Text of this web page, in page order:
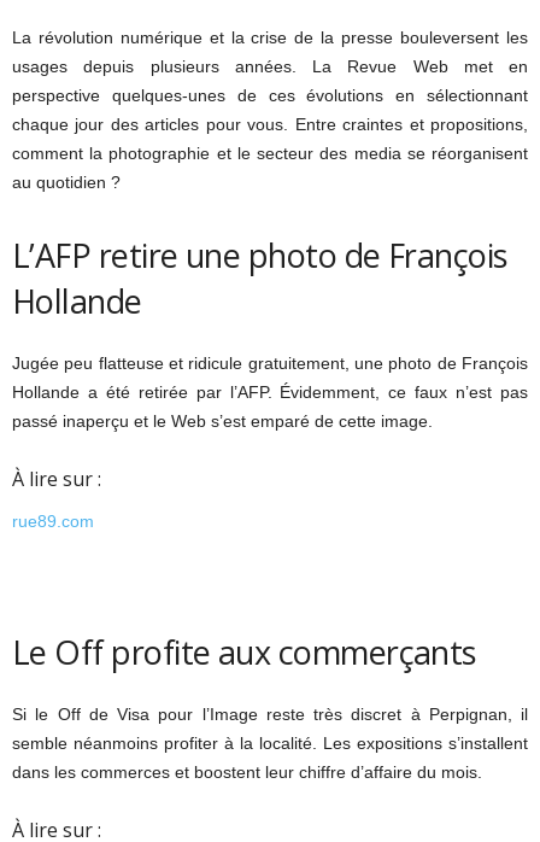
La révolution numérique et la crise de la presse bouleversent les
usages depuis plusieurs années. La Revue Web met en
perspective quelques-unes de ces évolutions en sélectionnant
chaque jour des articles pour vous. Entre craintes et propositions,
comment la photographie et le secteur des media se réorganisent
au quotidien ?
L’AFP retire une photo de François
Hollande
Jugée peu flatteuse et ridicule gratuitement, une photo de François
Hollande a été retirée par l’AFP. Évidemment, ce faux n’est pas
passé inaperçu et le Web s’est emparé de cette image.
À lire sur :
rue89.com
Le Off profite aux commerçants
Si le Off de Visa pour l’Image reste très discret à Perpignan, il
semble néanmoins profiter à la localité. Les expositions s’installent
dans les commerces et boostent leur chiffre d’affaire du mois.
À lire sur :